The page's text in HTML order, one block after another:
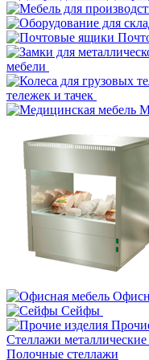
мебели
тележек и тачек
Сейфы
Стеллажи металлические
Полочные стеллажи